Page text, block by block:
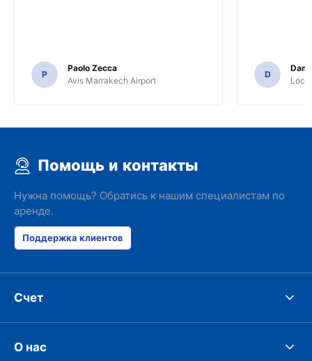
P
Paolo Zecca
Avis Marrakech Airport
D
Помощь и контакты
Нужна помощь? Обратись к нашим специалистам по
аренде.
Поддержка клиентов
Счет
О нас